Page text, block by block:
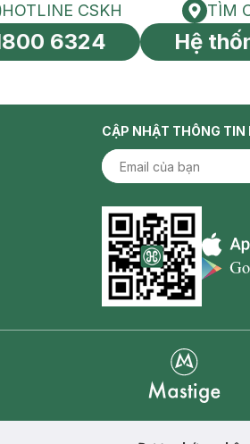
tín toàn cầu
HOTLINE CSKH
HOTLINE CSKH
6324
TÌM
Hệ
CẬP NHẬT THÔNG TIN